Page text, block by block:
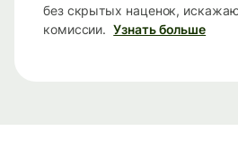
без скрытых наценок,
комиссии. Узнать больше